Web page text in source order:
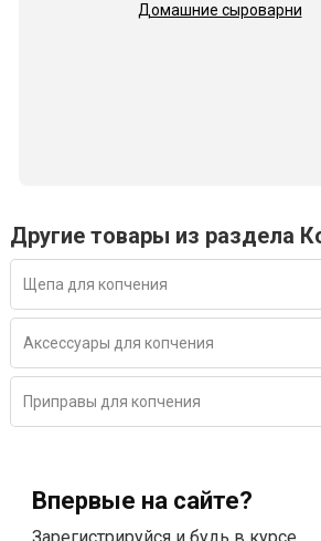
Домашние сыроварни
Другие товары из раздела
Щепа для копчения
Аксессуары для копчения
Приправы для копчения
Впервые на сайте?